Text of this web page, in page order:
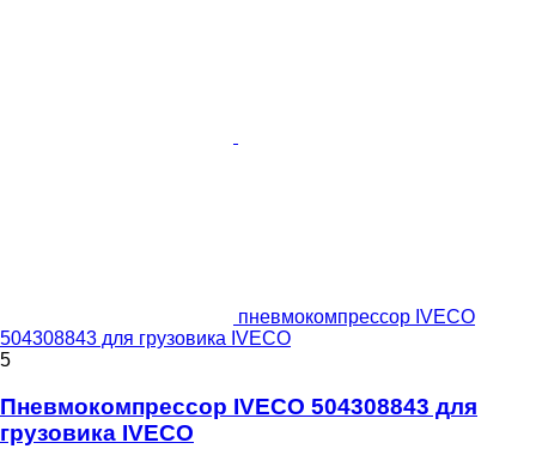
пневмокомпрессор IVECO
504308843 для грузовика IVECO
5
Пневмокомпрессор IVECO 504308843 для
грузовика IVECO